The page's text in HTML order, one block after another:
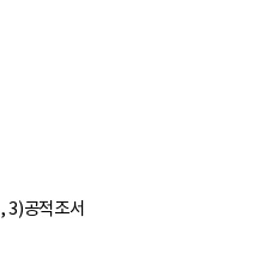
3)공적조서